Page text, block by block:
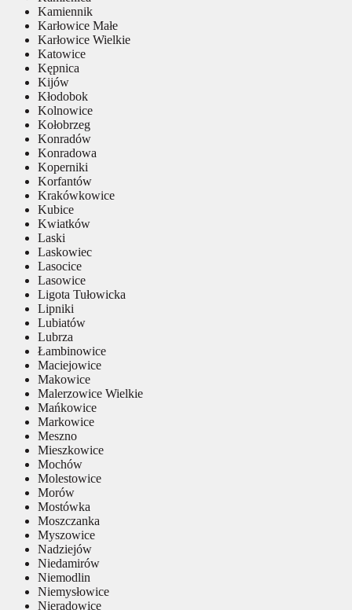
Kamiennik
Karłowice Małe
Karłowice Wielkie
Katowice
Kępnica
Kijów
Kłodobok
Kolnowice
Kołobrzeg
Konradów
Konradowa
Koperniki
Korfantów
Krakówkowice
Kubice
Kwiatków
Laski
Laskowiec
Lasocice
Lasowice
Ligota Tułowicka
Lipniki
Lubiatów
Lubrza
Łambinowice
Maciejowice
Makowice
Malerzowice Wielkie
Mańkowice
Markowice
Meszno
Mieszkowice
Mochów
Molestowice
Morów
Mostówka
Moszczanka
Myszowice
Nadziejów
Niedamirów
Niemodlin
Niemysłowice
Nieradowice